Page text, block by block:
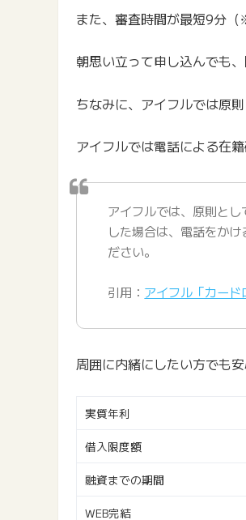
また、審査時間が最短9分（
朝思い立って申し込んでも
ちなみに、アイフルでは原
アイフルでは電話による在
アイフルでは、原則と
した場合は、電話をか
ださい。
引用： アイフル「カード
周囲に内緒にしたい方でも
実質年利
借入限度額
融資までの期間
WEB完結